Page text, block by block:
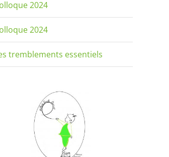
2024
2024
tremblements essentiels